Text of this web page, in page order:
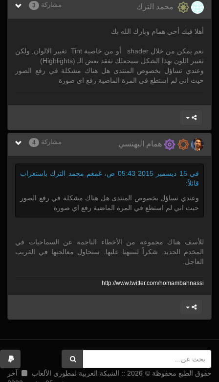
محمد الترك مشاركة 3
أهلا فيك أخي همام وبارك الله بك
نعم يمكن من خلال shader أو من خاصية Tint تغيير الالوان, ولكن
تغيير اللون بهذا الشكل سيجعلك تفقد بعض الـ (Highlights)
وعندي تساؤل بخصوص المنتدى هل هناك مشكلة في رفع الصور
حيث اني لم استطع في المرة الماضية رفع اي صورة
همام البهنسي مشاركة 4
في 15 ديسمبر 2015 05:43 ص، غمغم محمد الترك باستغراب
قائلاً:
وعندي تساؤل بخصوص المنتدى هل هناك مشكلة في رفع الصور
حيث اني لم استطع في المرة الماضية رفع اي صورة
للأسف هناك مجموعة من الأخطاء الناجمة عن السماحيات في
المخدم الجديد. شكراً لتنبيهنا عليها. سنحاول معالجتها في القريب
العاجل.
http://www.twitter.com/homambahnassi
حقوق الطبع محفوظة © 2026 :: الشبكة العربية لمطوري الألعاب
آخر